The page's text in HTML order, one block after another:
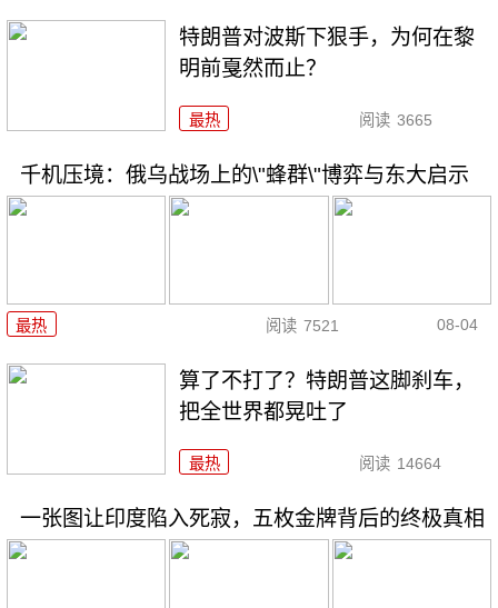
特朗普对波斯下狠手，为何在黎
明前戛然而止？
最热 阅读 3665
千机压境：俄乌战场上的\"蜂群\"博弈与东大启示
最热 阅读 7521 08-04
算了不打了？特朗普这脚刹车，
把全世界都晃吐了
最热 阅读 14664
一张图让印度陷入死寂，五枚金牌背后的终极真相